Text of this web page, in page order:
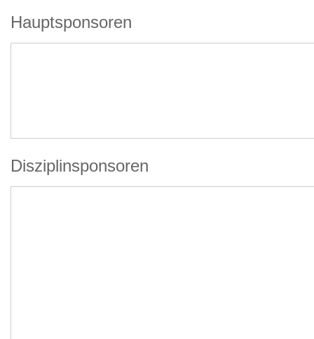
Hauptsponsoren
Disziplinsponsoren